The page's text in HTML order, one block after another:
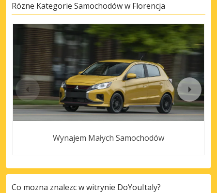
Rózne Kategorie Samochodów w Florencja
Wynajem Małych Samochodów
Co mozna znalezc w witrynie DoYouItaly?